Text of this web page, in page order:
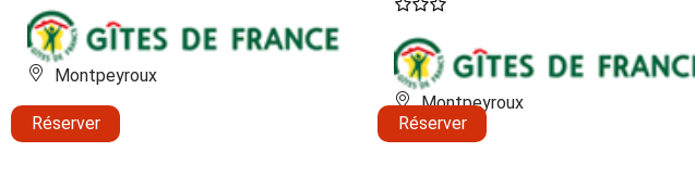
Montpeyroux
Réserver
Montpeyroux
Réserver